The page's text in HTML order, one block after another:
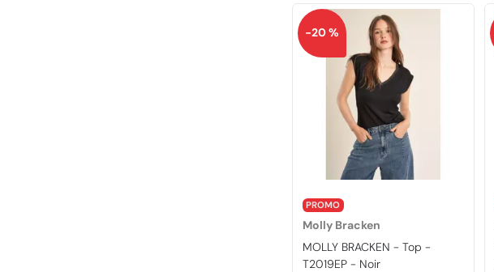
PROMO
Molly Bracken
MOLLY BRACKEN - Top -
T2019EP - Noir
-20 %